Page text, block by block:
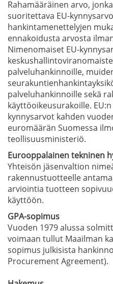
Rahamääräinen arvo,
suoritettava EU-
hankintamenettelyjen
ennakoidusta arvosta
Nimenomaiset EU-
palveluhankinnoille,
palveluhankinnoille sekä
käyttöoikeusurakoille.
kynnysarvot kahden
euromäärän Suomessa
teollisuusministeriö.
Eurooppalainen tekninen
Yhteisön jäsenvaltion
rakennustuotteelle
arviointia tuotteen
käyttöön.
GPA-sopimus
Vuoden 1979 alussa
voimaan tullut Maailman
sopimus julkisista
Procurement Agreement).